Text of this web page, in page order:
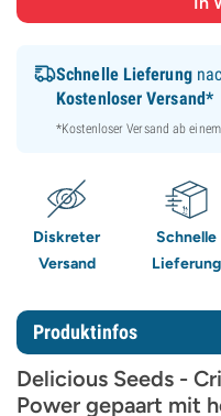
Schnelle Lieferung
Kostenloser Versand*
*Kostenloser Versand ab
Diskreter
Versand
Schnelle
Lieferung
Produktinfos
Delicious Seeds -
Power gepaart mit